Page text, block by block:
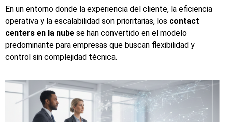
En un entorno donde la experiencia del cliente, la eficiencia
operativa y la escalabilidad son prioritarias, los contact
centers en la nube se han convertido en el modelo
predominante para empresas que buscan flexibilidad y
control sin complejidad técnica.